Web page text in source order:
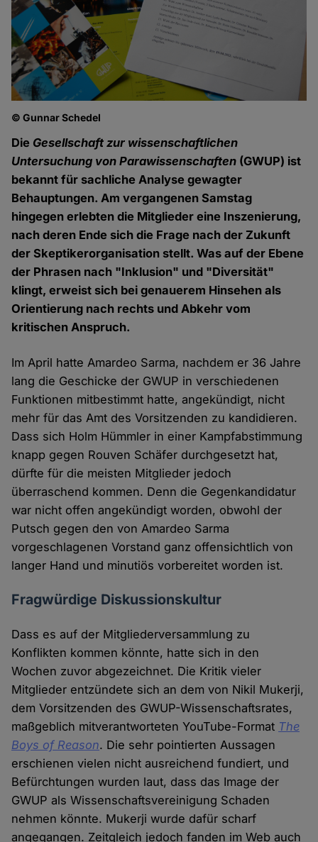
© Gunnar Schedel
Die Gesellschaft zur wissenschaftlichen
Untersuchung von Parawissenschaften (GWUP) ist
bekannt für sachliche Analyse gewagter
Behauptungen. Am vergangenen Samstag
hingegen erlebten die Mitglieder eine Inszenierung,
nach deren Ende sich die Frage nach der Zukunft
der Skeptikerorganisation stellt. Was auf der Ebene
der Phrasen nach "Inklusion" und "Diversität"
klingt, erweist sich bei genauerem Hinsehen als
Orientierung nach rechts und Abkehr vom
kritischen Anspruch.
Im April hatte Amardeo Sarma, nachdem er 36 Jahre
lang die Geschicke der GWUP in verschiedenen
Funktionen mitbestimmt hatte, angekündigt, nicht
mehr für das Amt des Vorsitzenden zu kandidieren.
Dass sich Holm Hümmler in einer Kampfabstimmung
knapp gegen Rouven Schäfer durchgesetzt hat,
dürfte für die meisten Mitglieder jedoch
überraschend kommen. Denn die Gegenkandidatur
war nicht offen angekündigt worden, obwohl der
Putsch gegen den von Amardeo Sarma
vorgeschlagenen Vorstand ganz offensichtlich von
langer Hand und minutiös vorbereitet worden ist.
Fragwürdige Diskussionskultur
Dass es auf der Mitgliederversammlung zu
Konflikten kommen könnte, hatte sich in den
Wochen zuvor abgezeichnet. Die Kritik vieler
Mitglieder entzündete sich an dem von Nikil Mukerji,
dem Vorsitzenden des GWUP-Wissenschaftsrates,
maßgeblich mitverantworteten YouTube-Format The
Boys of Reason. Die sehr pointierten Aussagen
erschienen vielen nicht ausreichend fundiert, und
Befürchtungen wurden laut, dass das Image der
GWUP als Wissenschaftsvereinigung Schaden
nehmen könnte. Mukerji wurde dafür scharf
angegangen. Zeitgleich jedoch fanden im Web auch